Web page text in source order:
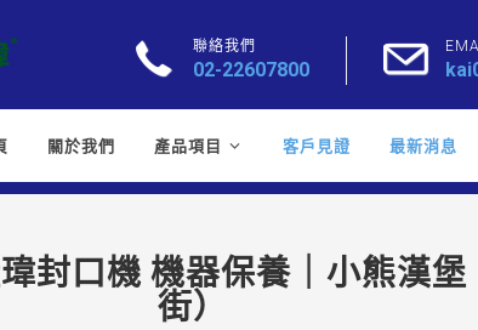
聯絡我們
02-22607800
關於我們 產品項目 客戶見證 最新消息
封口機 機器保養｜小熊漢堡
街）